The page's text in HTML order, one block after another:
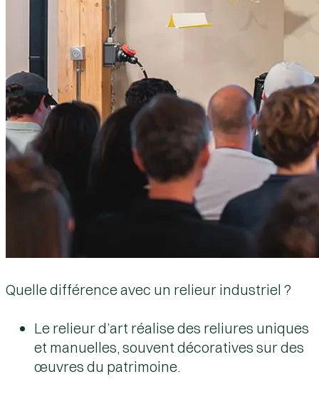
Quelle différence avec un relieur industriel ?
Le relieur d’art réalise des reliures uniques
et manuelles, souvent décoratives sur des
œuvres du patrimoine.